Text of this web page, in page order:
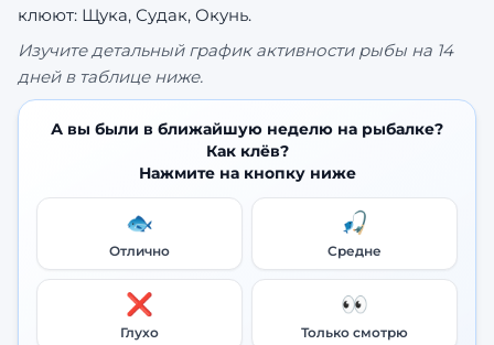
клюют: Щука, Судак, Окунь.
Изучите детальный график активности рыбы на 14
дней в таблице ниже.
А вы были в ближайшую неделю на рыбалке?
Как клёв?
Нажмите на кнопку ниже
🐟
Отлично
🎣
Средне
❌
Глухо
👀
Только смотрю